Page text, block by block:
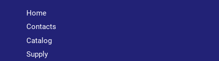
Home
Contacts
Catalog
Supply